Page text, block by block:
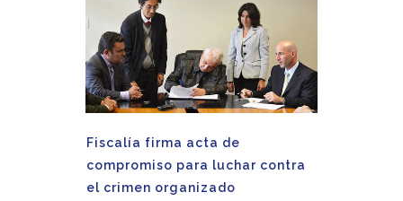
Fiscalía firma acta de
compromiso para luchar contra
el crimen organizado